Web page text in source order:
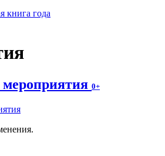
книга года
0+